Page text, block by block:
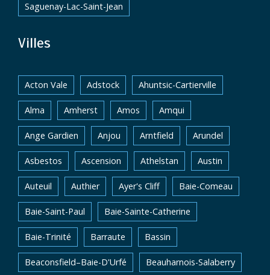
Saguenay-Lac-Saint-Jean
Villes
Acton Vale Adstock Ahuntsic-Cartierville
Alma Amherst Amos Amqui
Ange Gardien Anjou Arntfield Arundel
Asbestos Ascension Athelstan Austin
Auteuil Authier Ayer's Cliff Baie-Comeau
Baie-Saint-Paul Baie-Sainte-Catherine
Baie-Trinité Barraute Bassin
Beaconsfield–Baie-D'Urfé Beauharnois-Salaberry